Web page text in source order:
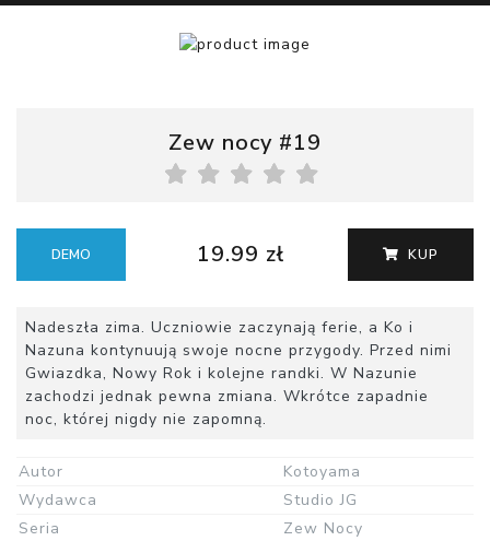
Zew nocy #19
DEMO 19.99 zł KUP
Nadeszła zima. Uczniowie zaczynają ferie, a Ko i
Nazuna kontynuują swoje nocne przygody. Przed nimi
Gwiazdka, Nowy Rok i kolejne randki. W Nazunie
zachodzi jednak pewna zmiana. Wkrótce zapadnie
noc, której nigdy nie zapomną.
Autor
Kotoyama
Wydawca
Studio JG
Seria
Zew Nocy